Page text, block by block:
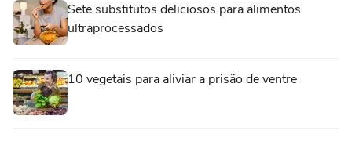
Sete substitutos deliciosos para alimentos
ultraprocessados
10 vegetais para aliviar a prisão de ventre